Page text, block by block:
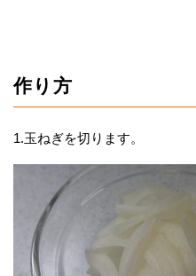
作り方
1.玉ねぎを切ります。